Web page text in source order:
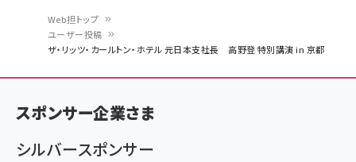
ン
く
ず
Web担トップ
ユーザー投稿
ザ・リッツ・カールトン・ホテル 元日本支社長 高野登 特別講演 in 京都
スポンサー企業さま
シルバースポンサー